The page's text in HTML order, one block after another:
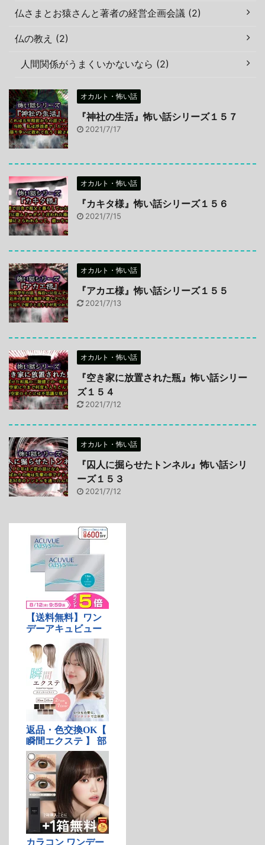
仏さまとお猿さんと著者の経営企画会議 (2)
仏の教え (2)
人間関係がうまくいかないなら (2)
オカルト・怖い話
『神社の生活』怖い話シリーズ１５７
2021/7/17
オカルト・怖い話
『カキタ様』怖い話シリーズ１５６
2021/7/15
オカルト・怖い話
『アカエ様』怖い話シリーズ１５５
2021/7/13
オカルト・怖い話
『空き家に放置された瓶』怖い話シリー
ズ１５４
2021/7/12
オカルト・怖い話
『囚人に掘らせたトンネル』怖い話シリ
ーズ１５３
2021/7/12